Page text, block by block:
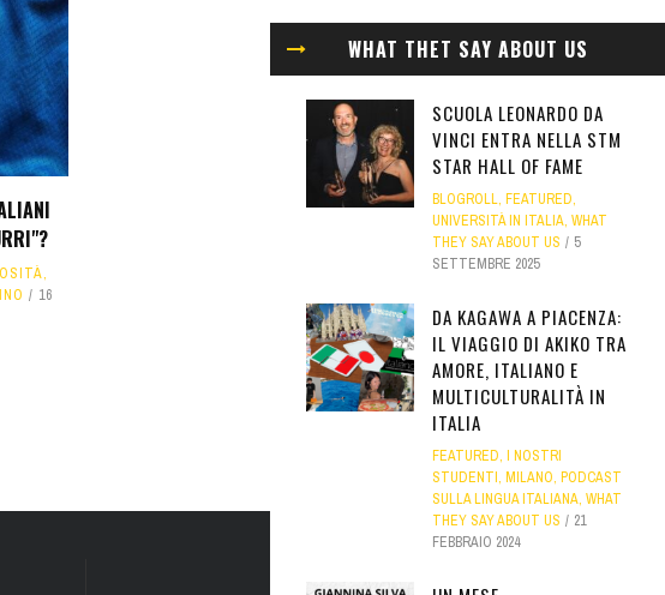
,
16
WHAT THET SAY ABOUT US
SCUOLA LEONARDO DA
VINCI ENTRA NELLA STM
STAR HALL OF FAME
BLOGROLL, FEATURED,
UNIVERSITÀ IN ITALIA, WHAT
THEY SAY ABOUT US
5
SETTEMBRE 2025
DA KAGAWA A PIACENZA:
IL VIAGGIO DI AKIKO TRA
AMORE, ITALIANO E
MULTICULTURALITÀ IN
ITALIA
FEATURED, I NOSTRI
STUDENTI, MILANO, PODCAST
SULLA LINGUA ITALIANA, WHAT
THEY SAY ABOUT US
21
FEBBRAIO 2024